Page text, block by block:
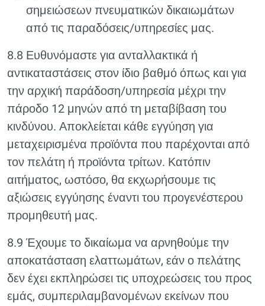
σημειώσεων πνευματικών δικαιωμάτων
από τις παραδόσεις/υπηρεσίες μας.
8.8 Ευθυνόμαστε για ανταλλακτικά ή
αντικαταστάσεις στον ίδιο βαθμό όπως και για
την αρχική παράδοση/υπηρεσία μέχρι την
πάροδο 12 μηνών από τη μεταβίβαση του
κινδύνου. Αποκλείεται κάθε εγγύηση για
μεταχειρισμένα προϊόντα που παρέχονται από
τον πελάτη ή προϊόντα τρίτων. Κατόπιν
αιτήματος, ωστόσο, θα εκχωρήσουμε τις
αξιώσεις εγγύησης έναντι του προγενέστερου
προμηθευτή μας.
8.9 Έχουμε το δικαίωμα να αρνηθούμε την
αποκατάσταση ελαττωμάτων, εάν ο πελάτης
δεν έχει εκπληρώσει τις υποχρεώσεις του προς
εμάς, συμπεριλαμβανομένων εκείνων που